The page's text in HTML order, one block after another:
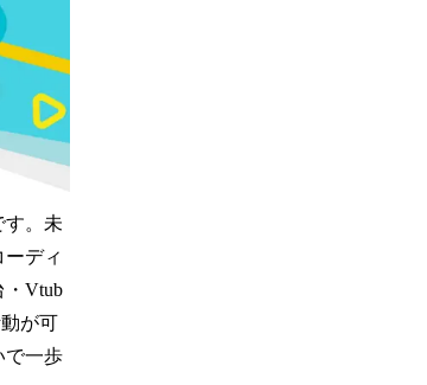
す。未
ディ
・Vtub
が可
で一歩